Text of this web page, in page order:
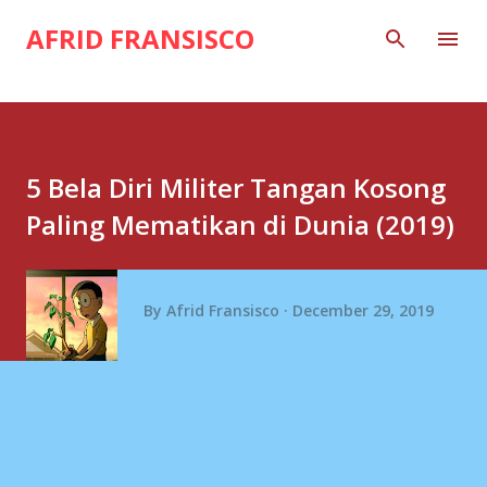
Skip to main content
AFRID FRANSISCO
5 Bela Diri Militer Tangan Kosong
Paling Mematikan di Dunia (2019)
By Afrid Fransisco December 29, 2019